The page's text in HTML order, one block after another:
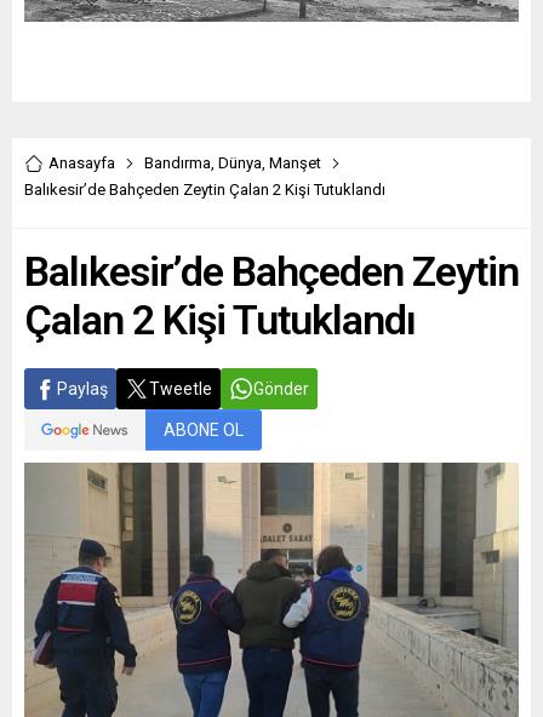
Anasayfa Bandırma, Dünya, Manşet
Balıkesir’de Bahçeden Zeytin Çalan 2 Kişi Tutuklandı
Balıkesir’de Bahçeden Zeytin
Çalan 2 Kişi Tutuklandı
Paylaş Tweetle Gönder
ABONE OL